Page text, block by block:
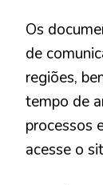
Os
de
regiões,
tempo de
processos
acesse o